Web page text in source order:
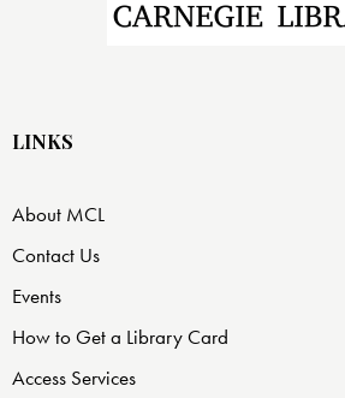
LINKS
About MCL
Contact Us
Events
How to Get a Library Card
Access Services